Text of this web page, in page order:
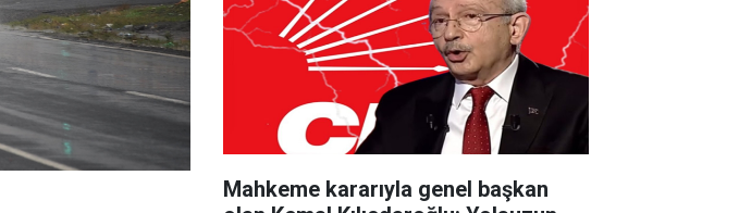
Mahkeme kararıyla genel başkan